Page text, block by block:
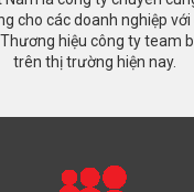
cho các doanh nghiệp
hiệu công ty team
trên thị trường hiện nay.